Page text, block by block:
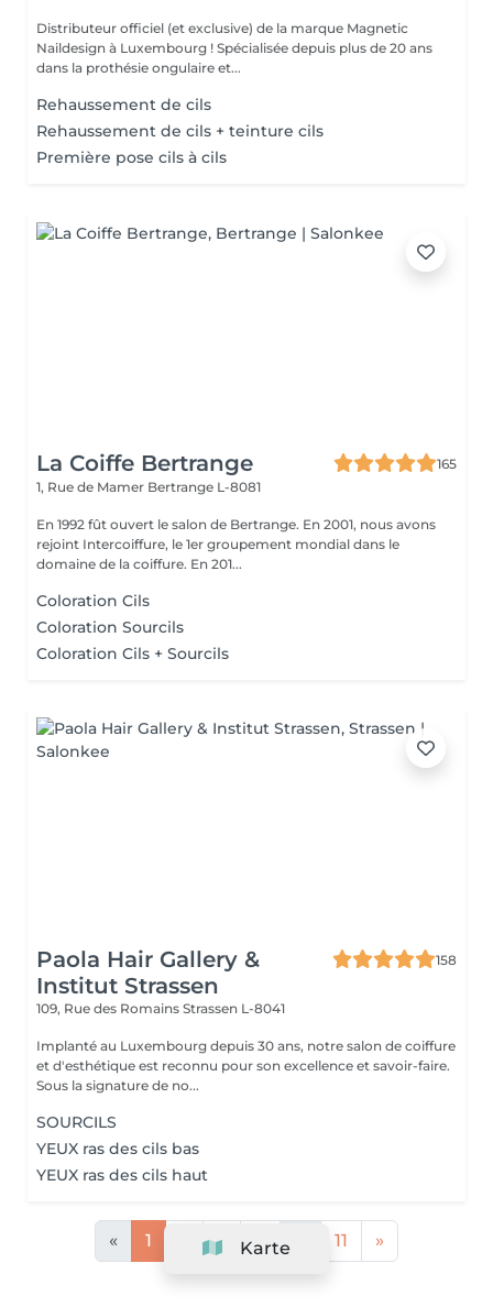
Distributeur officiel (et exclusive) de la marque Magnetic
Naildesign à Luxembourg ! Spécialisée depuis plus de 20 ans
dans la prothésie ongulaire et...
Rehaussement de cils
Rehaussement de cils + teinture cils
Première pose cils à cils
La Coiffe Bertrange
165
1, Rue de Mamer Bertrange L-8081
En 1992 fût ouvert le salon de Bertrange. En 2001, nous avons
rejoint Intercoiffure, le 1er groupement mondial dans le
domaine de la coiffure. En 201...
Coloration Cils
Coloration Sourcils
Coloration Cils + Sourcils
Paola Hair Gallery &
Institut Strassen
158
109, Rue des Romains Strassen L-8041
Implanté au Luxembourg depuis 30 ans, notre salon de coiffure
et d'esthétique est reconnu pour son excellence et savoir-faire.
Sous la signature de no...
SOURCILS
YEUX ras des cils bas
YEUX ras des cils haut
« 1 3 4 11 »
Karte